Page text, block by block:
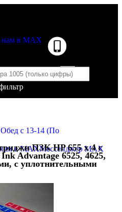
пуста
с 13-14 (По
Мессенджер MAX
ПЗК HP 655 x 4 с
Advantage 6525, 4625,
с уплотнительными